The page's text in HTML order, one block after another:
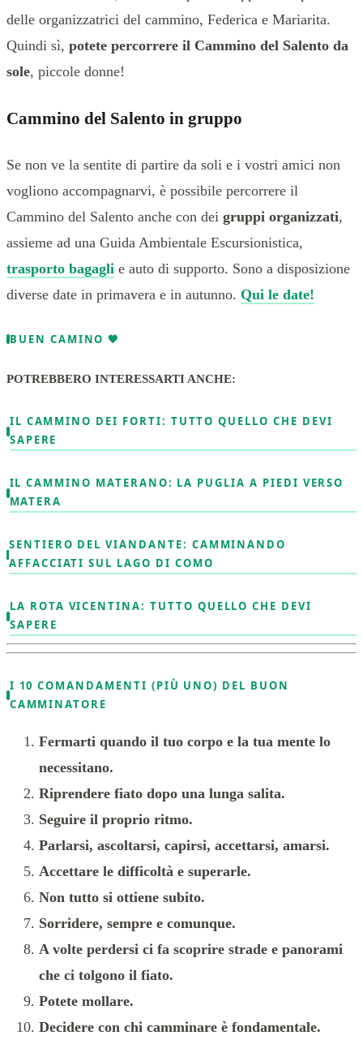
delle organizzatrici del cammino, Federica e Mariarita.
Quindi sì, potete percorrere il Cammino del Salento da
sole, piccole donne!
Cammino del Salento in gruppo
Se non ve la sentite di partire da soli e i vostri amici non
vogliono accompagnarvi, è possibile percorrere il
Cammino del Salento anche con dei gruppi organizzati,
assieme ad una Guida Ambientale Escursionistica,
trasporto bagagli e auto di supporto. Sono a disposizione
diverse date in primavera e in autunno. Qui le date!
BUEN CAMINO 🧡
POTREBBERO INTERESSARTI ANCHE:
IL CAMMINO DEI FORTI: TUTTO QUELLO CHE DEVI
SAPERE
IL CAMMINO MATERANO: LA PUGLIA A PIEDI VERSO
MATERA
SENTIERO DEL VIANDANTE: CAMMINANDO
AFFACCIATI SUL LAGO DI COMO
LA ROTA VICENTINA: TUTTO QUELLO CHE DEVI
SAPERE
I 10 COMANDAMENTI (PIÙ UNO) DEL BUON
CAMMINATORE
Fermarti quando il tuo corpo e la tua mente lo
necessitano.
Riprendere fiato dopo una lunga salita.
Seguire il proprio ritmo.
Parlarsi, ascoltarsi, capirsi, accettarsi, amarsi.
Accettare le difficoltà e superarle.
Non tutto si ottiene subito.
Sorridere, sempre e comunque.
A volte perdersi ci fa scoprire strade e panorami
che ci tolgono il fiato.
Potete mollare.
Decidere con chi camminare è fondamentale.